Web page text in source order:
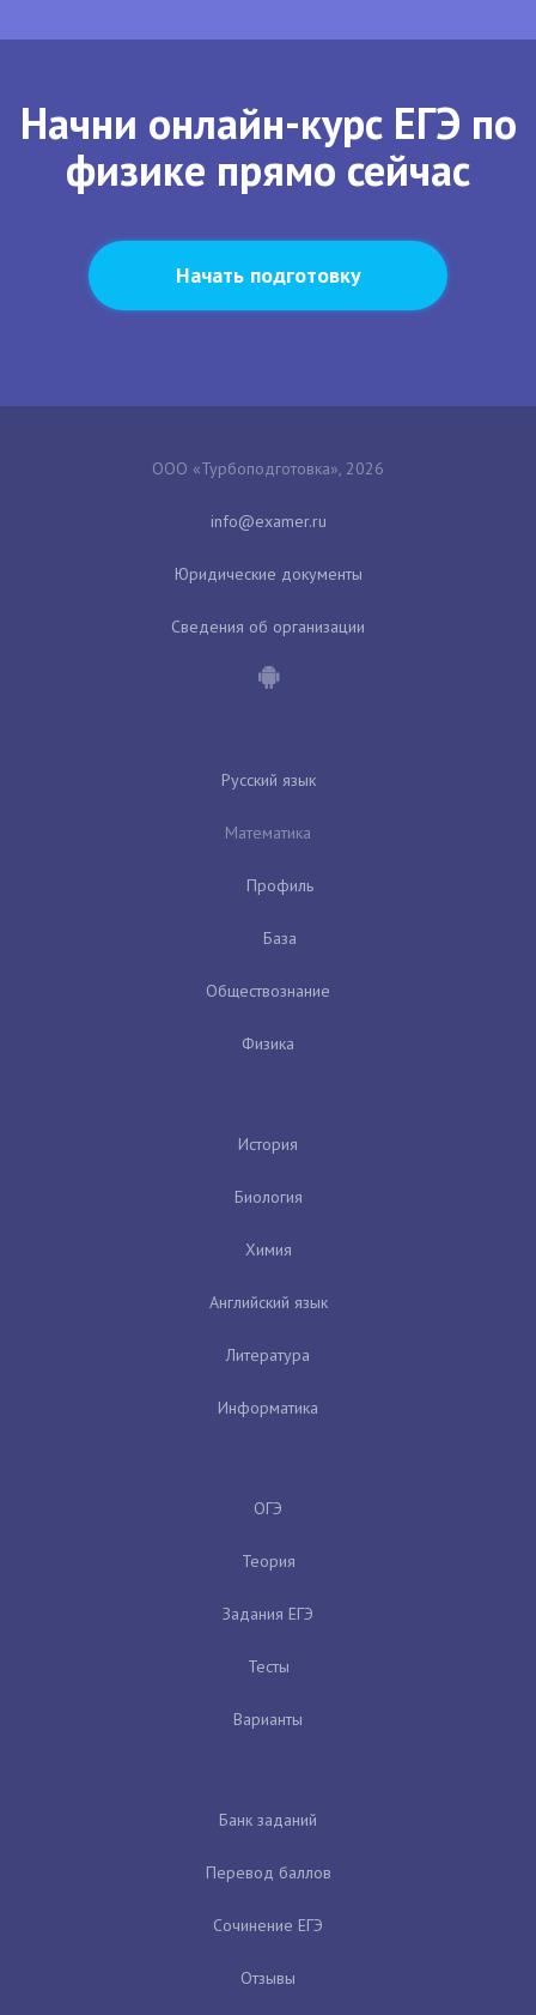
Начни онлайн-курс ЕГЭ по
физике прямо сейчас
Начать подготовку
ООО «Турбоподготовка», 2026
Юридические документы
Сведения об организации
Русский язык
Математика
Профиль
База
Обществознание
Физика
История
Биология
Химия
Английский язык
Литература
Информатика
ОГЭ
Теория
Задания ЕГЭ
Тесты
Варианты
Банк заданий
Перевод баллов
Сочинение ЕГЭ
Отзывы